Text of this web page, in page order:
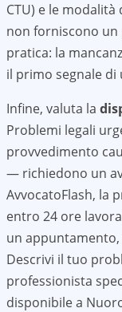
CTU) e le
non forniscono un
pratica: la
il primo segnale di
Infine, valuta la
Problemi legali
provvedimento
— richiedono un
AvvocatoFlash, la
entro 24 ore
un
Descrivi il tuo
professionista
disponibile a